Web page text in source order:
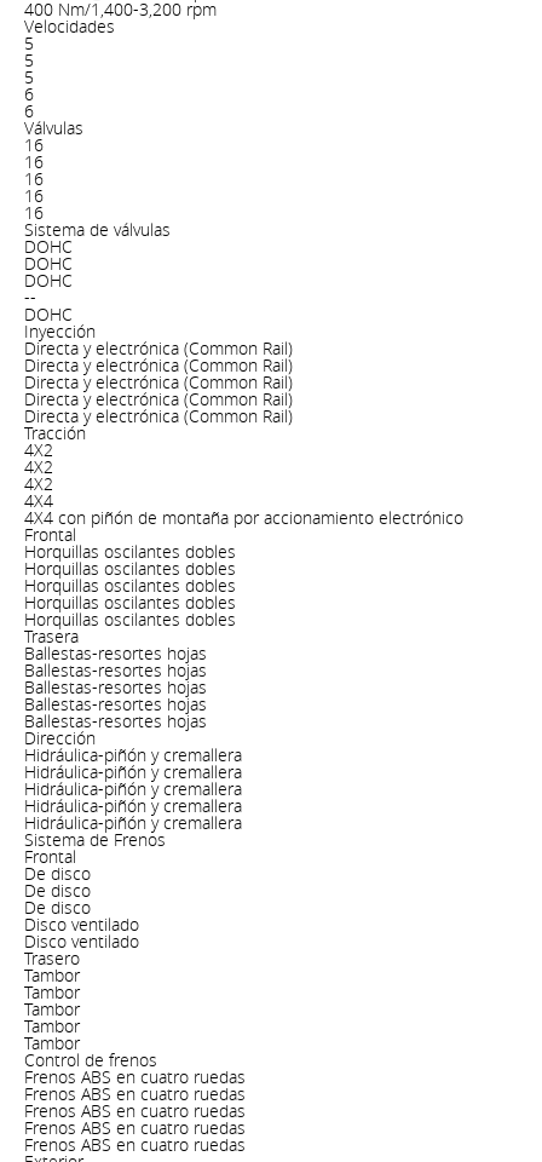
400 Nm/1,400-3,200 rpm
Velocidades
5
5
5
6
6
Válvulas
16
16
16
16
16
Sistema de válvulas
DOHC
DOHC
DOHC
--
DOHC
Inyección
Directa y electrónica (Common Rail)
Directa y electrónica (Common Rail)
Directa y electrónica (Common Rail)
Directa y electrónica (Common Rail)
Directa y electrónica (Common Rail)
Tracción
4X2
4X2
4X2
4X4
4X4 con piñón de montaña por accionamiento electrónico
Frontal
Horquillas oscilantes dobles
Horquillas oscilantes dobles
Horquillas oscilantes dobles
Horquillas oscilantes dobles
Horquillas oscilantes dobles
Trasera
Ballestas-resortes hojas
Ballestas-resortes hojas
Ballestas-resortes hojas
Ballestas-resortes hojas
Ballestas-resortes hojas
Dirección
Hidráulica-piñón y cremallera
Hidráulica-piñón y cremallera
Hidráulica-piñón y cremallera
Hidráulica-piñón y cremallera
Hidráulica-piñón y cremallera
Sistema de Frenos
Frontal
De disco
De disco
De disco
Disco ventilado
Disco ventilado
Trasero
Tambor
Tambor
Tambor
Tambor
Tambor
Control de frenos
Frenos ABS en cuatro ruedas
Frenos ABS en cuatro ruedas
Frenos ABS en cuatro ruedas
Frenos ABS en cuatro ruedas
Frenos ABS en cuatro ruedas